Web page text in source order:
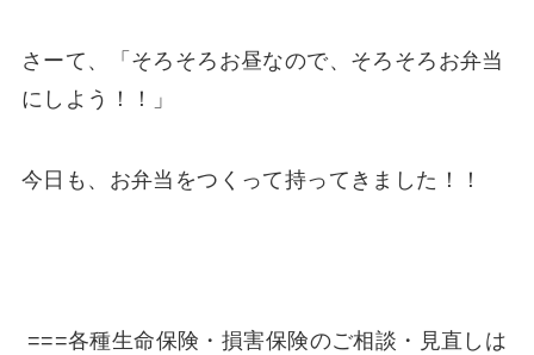
さーて、「そろそろお昼なので、そろそろお弁当
にしよう！！」
今日も、お弁当をつくって持ってきました！！
===各種生命保険・損害保険のご相談・見直しは